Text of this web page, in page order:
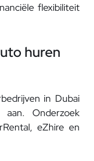
flexibiliteit
huren
in Dubai
Onderzoek
eZhire en